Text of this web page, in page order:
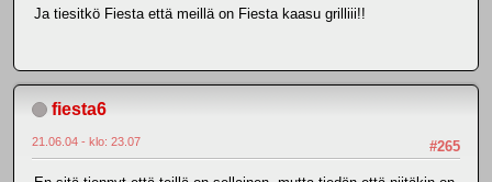
Ja tiesitkö Fiesta että meillä on Fiesta kaasu grilliii!!
fiesta6
#265
21.06.04 - klo: 23.07